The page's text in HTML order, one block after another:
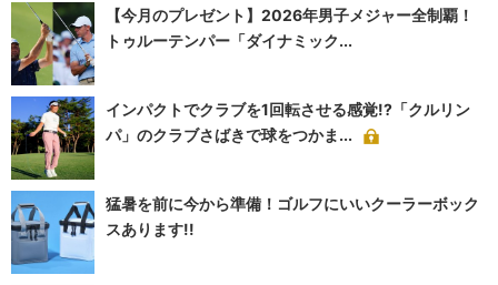
【今月のプレゼント】2026年男子メジャー全制覇！
トゥルーテンパー「ダイナミック...
インパクトでクラブを1回転させる感覚!?「クルリン
パ」のクラブさばきで球をつかま...
猛暑を前に今から準備！ゴルフにいいクーラーボック
スあります!!